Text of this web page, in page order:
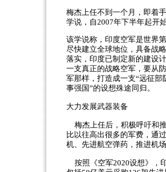
梅杰上任不到一个月，即着
学说，自2007年下半年起开
该学说称，印度空军是世界
尽快建立全球地位，具备战
落实，印度已制定新的建设
一支真正的战略空军，要从
军那样，打造成一支“远征部
事强国”的设想殊途同归。
大力发展武器装备
梅杰上任后，积极呼吁和
比以往高出很多的军费，通
机、先进航空弹药，推进机
按照《空军2020设想》，